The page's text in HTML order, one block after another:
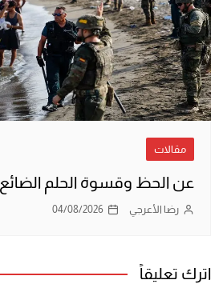
مقالات
عن الحظ وقسوة الحلم الضائع
رضا الأعرجي 04/08/2026
اترك تعليقاً